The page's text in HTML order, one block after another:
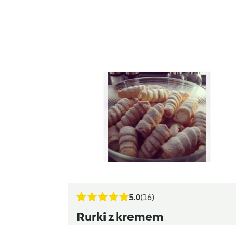
5.0(16)
Rurki z kremem